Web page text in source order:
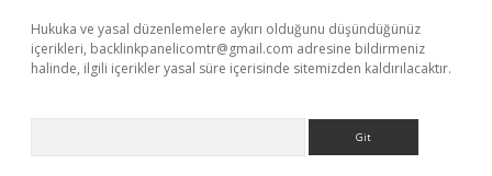
Hukuka ve yasal düzenlemelere aykırı olduğunu düşündüğünüz
içerikleri, backlinkpanelicomtr@gmail.com adresine bildirmeniz
halinde, ilgili içerikler yasal süre içerisinde sitemizden kaldırılacaktır.